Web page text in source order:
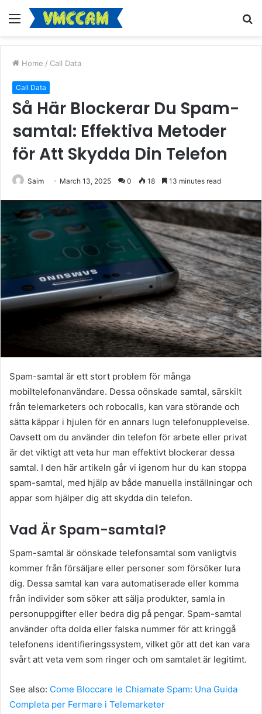
Menu
Home / Call Data
Call Data
Så Här Blockerar Du Spam-
samtal: Effektiva Metoder
för Att Skydda Din Telefon
Saim March 13, 2025 0 18 13 minutes read
Spam-samtal är ett stort problem för många
mobiltelefonanvändare. Dessa oönskade samtal, särskilt
från telemarketers och robocalls, kan vara störande och
sätta käppar i hjulen för en annars lugn telefonupplevelse.
Oavsett om du använder din telefon för arbete eller privat
är det viktigt att veta hur man effektivt blockerar dessa
samtal. I den här artikeln går vi igenom hur du kan stoppa
spam-samtal, med hjälp av både manuella inställningar och
appar som hjälper dig att skydda din telefon.
Vad Är Spam-samtal?
Spam-samtal är oönskade telefonsamtal som vanligtvis
kommer från försäljare eller personer som försöker lura
dig. Dessa samtal kan vara automatiserade eller komma
från individer som söker att sälja produkter, samla in
personuppgifter eller bedra dig på pengar. Spam-samtal
använder ofta dolda eller falska nummer för att kringgå
telefonens identifieringssystem, vilket gör att det kan vara
svårt att veta vem som ringer och om samtalet är legitimt.
See also: Come Bloccare le Chiamate Spam: Una Guida
Completa per Fermare i Telemarketer